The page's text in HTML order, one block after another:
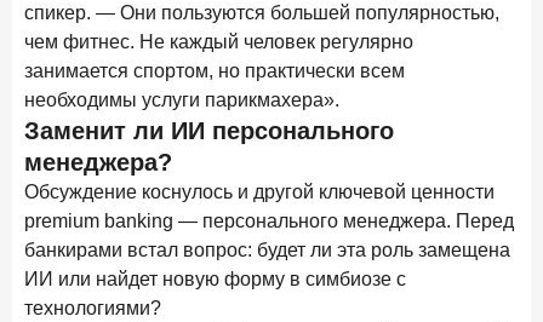
спикер. — Они пользуются большей популярностью,
чем фитнес. Не каждый человек регулярно
занимается спортом, но практически всем
необходимы услуги парикмахера».
Заменит ли ИИ персонального
менеджера?
Обсуждение коснулось и другой ключевой ценности
premium banking — персонального менеджера. Перед
банкирами встал вопрос: будет ли эта роль замещена
ИИ или найдет новую форму в симбиозе с
технологиями?